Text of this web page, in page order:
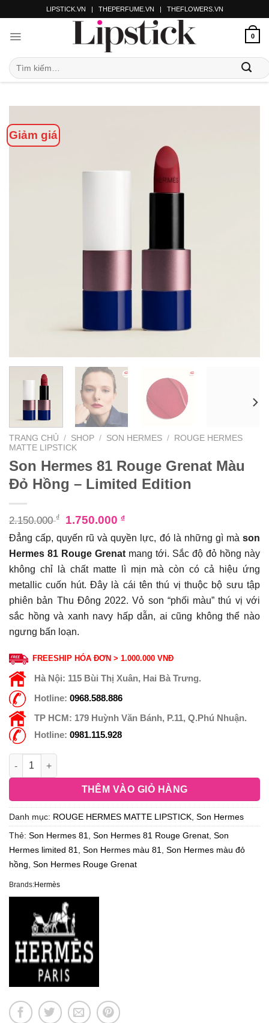
LIPSTICK.VN | THEPERFUME.VN | THEFLOWERS.VN
0
Giảm giá
TRANG CHỦ / SHOP / SON HERMES /
ROUGE HERMES
MATTE LIPSTICK
Son Hermes 81 Rouge Grenat Màu
Đỏ Hồng – Limited Edition
2.150.000₫ 1.750.000 ₫
Đẳng cấp, quyến rũ và quyền lực, đó là những gì mà son
Hermes 81 Rouge Grenat mang tới. Sắc độ đỏ hồng này
không chỉ là chất matte lì mịn mà còn có cả hiệu ứng
metallic cuốn hút. Đây là cái tên thú vị thuộc bộ sưu tập
phiên bản Thu Đông 2022. Vỏ son “phối màu” thú vị với
sắc hồng và xanh navy hấp dẫn, ai cũng không thể nào
ngưng bấn loạn.
FREESHIP HÓA ĐƠN > 1.000.000 VNĐ
Hà Nội: 115 Bùi Thị Xuân, Hai Bà Trưng.
Hotline: 0968.588.886
TP HCM: 179 Huỳnh Văn Bánh, P.11, Q.Phú Nhuận.
Hotline: 0981.115.928
THÊM VÀO GIỎ HÀNG
Danh mục: ROUGE HERMES MATTE LIPSTICK Son Hermes
Thẻ: Son Hermes 81 Son Hermes 81 Rouge Grenat Son
Hermes limited 81
Son Hermes màu 81
Son Hermes màu đỏ
hồng Son Hermes Rouge Grenat
Brands:Hermès